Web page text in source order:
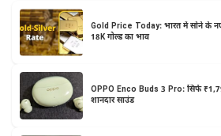
Gold Price Today: भारत में सोने के
18K गोल्ड का भाव
OPPO Enco Buds 3 Pro: सिर्फ
शानदार साउंड